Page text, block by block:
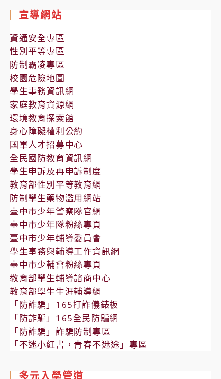
公
告
宣導網站
資通安全專區
性別平等專區
防制霸凌專區
校園危險地圖
學生事務資訊網
家庭教育資源網
環境教育探索館
身心障礙權利公約
國軍人才招募中心
全民國防教育資訊網
學生申訴及再申訴制度
教育部性別平等教育網
防制學生藥物濫用網站
臺中市少年警察隊官網
臺中市少年隊粉絲專頁
臺中市少年輔導委員會
學生事務與輔導工作資訊網
臺中市少輔會粉絲專頁
教育部學生輔導諮商中心
教育部學生生涯輔導網
「防詐騙」165打詐儀錶板
「防詐騙」165全民防騙網
「防詐騙」詐騙防制專區
「不迷小紅書，青春不迷途」專區
多元入學管道